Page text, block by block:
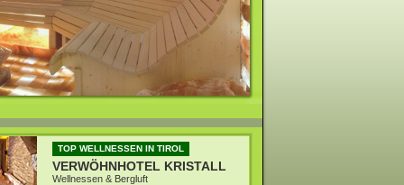
TOP WELLNESSEN IN TIROL
VERWÖHNHOTEL KRISTALL
Wellnessen & Bergluft